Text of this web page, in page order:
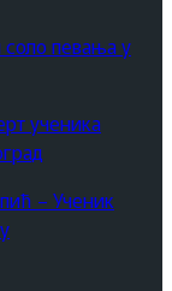
соло певања у
ученика
– Ученик